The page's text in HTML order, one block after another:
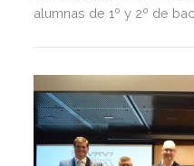
alumnas de 1º y 2º de